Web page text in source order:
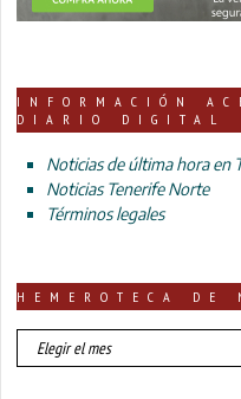
INFORMACIÓN
DIARIO DIGITAL
Noticias de última hora en
Noticias Tenerife Norte
Términos legales
HEMEROTECA DE
HEMEROTECA
DE